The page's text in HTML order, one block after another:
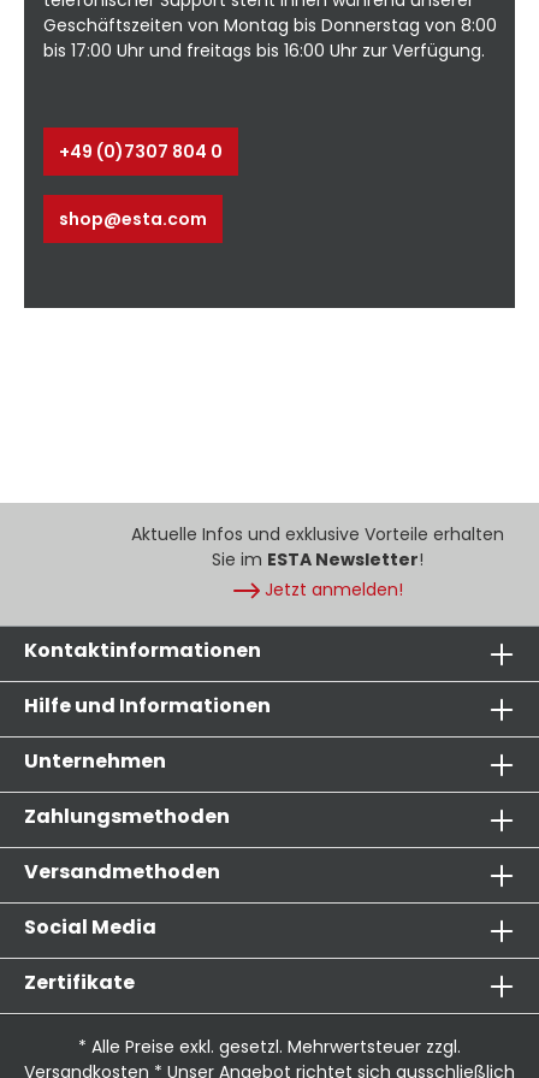
Geschäftszeiten von Montag bis Donnerstag von 8:00
bis 17:00 Uhr und freitags bis 16:00 Uhr zur Verfügung.
+49 (0)7307 804 0
shop@esta.com
Aktuelle Infos und exklusive Vorteile erhalten
Sie im ESTA Newsletter!
Jetzt anmelden!
Kontaktinformationen
Hilfe und Informationen
Unternehmen
Zahlungsmethoden
Versandmethoden
Social Media
Zertifikate
* Alle Preise exkl. gesetzl. Mehrwertsteuer zzgl.
Versandkosten * Unser Angebot richtet sich ausschließlich